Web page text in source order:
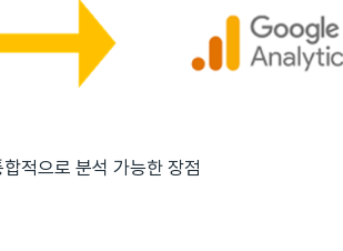
적으로 분석 가능한 장점